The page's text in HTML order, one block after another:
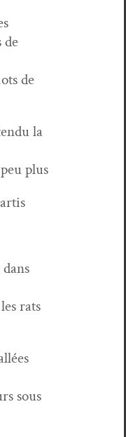
de
de
la
plus
rats
sous